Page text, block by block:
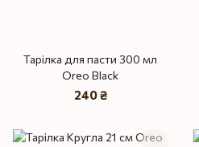
Тарілка для пасти 300 мл
Oreo Black
240 ₴